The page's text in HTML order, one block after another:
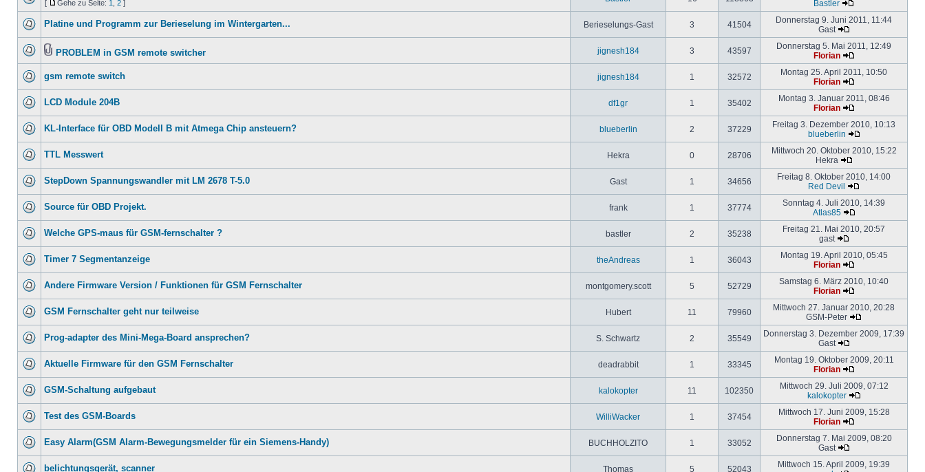
[ Gehe zu Seite: 1 2 ]
Bastler
Platine und Programm zur Berieselung im Wintergarten... Berieselungs-Gast 3 41504
Donnerstag 9. Juni 2011, 11:44
Gast
PROBLEM in GSM remote switcher jignesh184 3 43597
Donnerstag 5. Mai 2011, 12:49
Florian
gsm remote switch jignesh184 1 32572
Montag 25. April 2011, 10:50
Florian
LCD Module 204B df1gr 1 35402
Montag 3. Januar 2011, 08:46
Florian
KL-Interface für OBD Modell B mit Atmega Chip ansteuern? blueberlin 2 37229
Freitag 3. Dezember 2010, 10:13
blueberlin
TTL Messwert Hekra 0 28706
Mittwoch 20. Oktober 2010, 15:22
Hekra
StepDown Spannungswandler mit LM 2678 T-5.0 Gast 1 34656
Freitag 8. Oktober 2010, 14:00
Red Devil
Source für OBD Projekt. frank 1 37774
Sonntag 4. Juli 2010, 14:39
Atlas85
Welche GPS-maus für GSM-fernschalter ? bastler 2 35238
Freitag 21. Mai 2010, 20:57
gast
Timer 7 Segmentanzeige theAndreas 1 36043
Montag 19. April 2010, 05:45
Florian
Andere Firmware Version / Funktionen für GSM Fernschalter montgomery.scott 5 52729
Samstag 6. März 2010, 10:40
Florian
GSM Fernschalter geht nur teilweise Hubert 11 79960
Mittwoch 27. Januar 2010, 20:28
GSM-Peter
Prog-adapter des Mini-Mega-Board ansprechen? S. Schwartz 2 35549
Donnerstag 3. Dezember 2009, 17:39
Gast
Aktuelle Firmware für den GSM Fernschalter deadrabbit 1 33345
Montag 19. Oktober 2009, 20:11
Florian
GSM-Schaltung aufgebaut kalokopter 11 102350
Mittwoch 29. Juli 2009, 07:12
kalokopter
Test des GSM-Boards WilliWacker 1 37454
Mittwoch 17. Juni 2009, 15:28
Florian
Easy Alarm(GSM Alarm-Bewegungsmelder für ein Siemens-Handy) BUCHHOLZITO 1 33052
Donnerstag 7. Mai 2009, 08:20
Gast
belichtungsgerät, scanner Thomas 5 52043
Mittwoch 15. April 2009, 19:39